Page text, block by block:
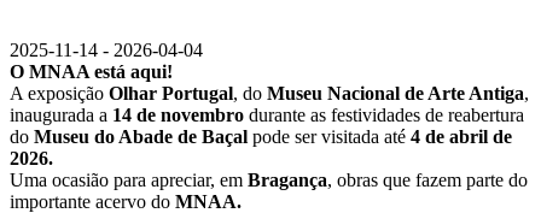
2025-11-14 - 2026-04-04
O MNAA está aqui!
A exposição Olhar Portugal, do Museu Nacional de Arte Antiga,
inaugurada a 14 de novembro durante as festividades de reabertura
do Museu do Abade de Baçal pode ser visitada até 4 de abril de
2026.
Uma ocasião para apreciar, em Bragança, obras que fazem parte do
importante acervo do MNAA.